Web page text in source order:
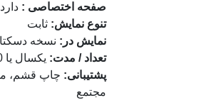
صفحه اختصاصی : دارد
تنوع نمایش: ثابت
نمایش در: نسخه
تعداد / مدت: یکسال یا 1000 نمایش
پشتیبانی: چاپ قشم،
مجتمع